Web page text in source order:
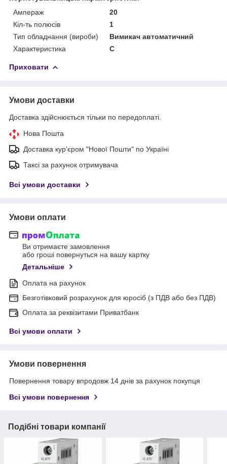
Ампераж
20
Кіл-ть полюсів
1
Тип обладнання (вироби)
Вимикач автоматичний
Характеристика
C
Приховати
Умови доставки
Доставка здійснюється тільки по передоплаті.
Нова Пошта
Доставка кур'єром "Нової Пошти" по Україні
Таксі за рахунок отримувача
Всі умови доставки
Умови оплати
Ви отримаєте замовлення
або гроші повернуться на вашу картку
Детальніше
Оплата на рахунок
Безготівковий розрахунок для юросіб (з ПДВ або без ПДВ)
Оплата за реквізитами Приватбанк
Всі умови оплати
Умови повернення
Повернення товару впродовж 14 днів за рахунок покупця
Всі умови повернення
Подібні товари компанії